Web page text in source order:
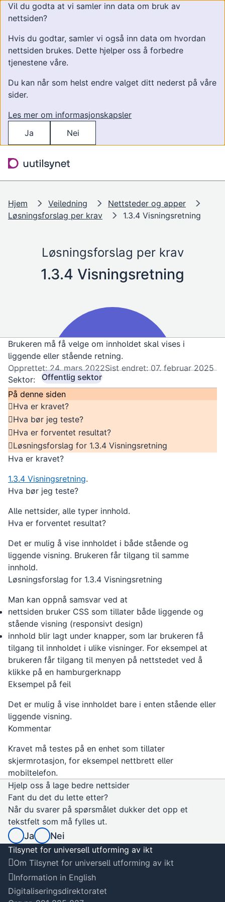
Vil du godta at vi samler inn data om bruk av
nettsiden?
Hvis du godtar, samler vi også inn data om hvordan
nettsiden brukes. Dette hjelper oss å forbedre
tjenestene våre.
Du kan når som helst endre valget ditt nederst på våre
sider.
Les mer om informasjonskapsler
Ja
Nei
Hjem Veiledning
Nettsteder og apper
Løsningsforslag per krav
1.3.4 Visningsretning
Løsningsforslag per krav
1.3.4 Visningsretning
Brukeren må få velge om innholdet skal vises i
liggende eller stående retning.
Opprettet: 24. mars 2022Sist endret: 07. februar 2025
Sektor:
Offentlig sektor
På denne siden
Hva er kravet?
Hva bør jeg teste?
Hva er forventet resultat?
Løsningsforslag for 1.3.4 Visningsretning
Hva er kravet?
1.3.4 Visningsretning.
Hva bør jeg teste?
Alle nettsider, alle typer innhold.
Hva er forventet resultat?
Det er mulig å vise innholdet i både stående og
liggende visning. Brukeren får tilgang til samme
innhold.
Løsningsforslag for 1.3.4 Visningsretning
Man kan oppnå samsvar ved at
nettsiden bruker CSS som tillater både liggende og
stående visning (responsivt design)
innhold blir lagt under knapper, som lar brukeren få
tilgang til innholdet i ulike visninger. For eksempel at
brukeren får tilgang til menyen på nettstedet ved å
klikke på en hamburgerknapp
Eksempel på feil
Det er mulig å vise innholdet bare i enten stående eller
liggende visning.
Kommentar
Kravet må testes på en enhet som tillater
skjermrotasjon, for eksempel nettbrett eller
mobiltelefon.
Hjelp oss å lage bedre nettsider
Fant du det du lette etter?
Når du svarer på spørsmålet dukker det opp et
tekstfelt som må fylles ut.
Ja Nei
Tilsynet for universell utforming av ikt
Om Tilsynet for universell utforming av ikt
Information in English
Digitaliseringsdirektoratet